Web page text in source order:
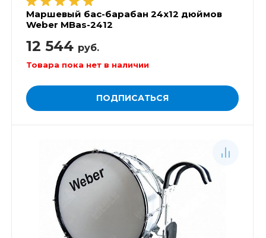
Маршевый бас-барабан 24х12 дюймов
Weber MBas-2412
12 544 руб.
Товара пока нет в наличии
ПОДПИСАТЬСЯ